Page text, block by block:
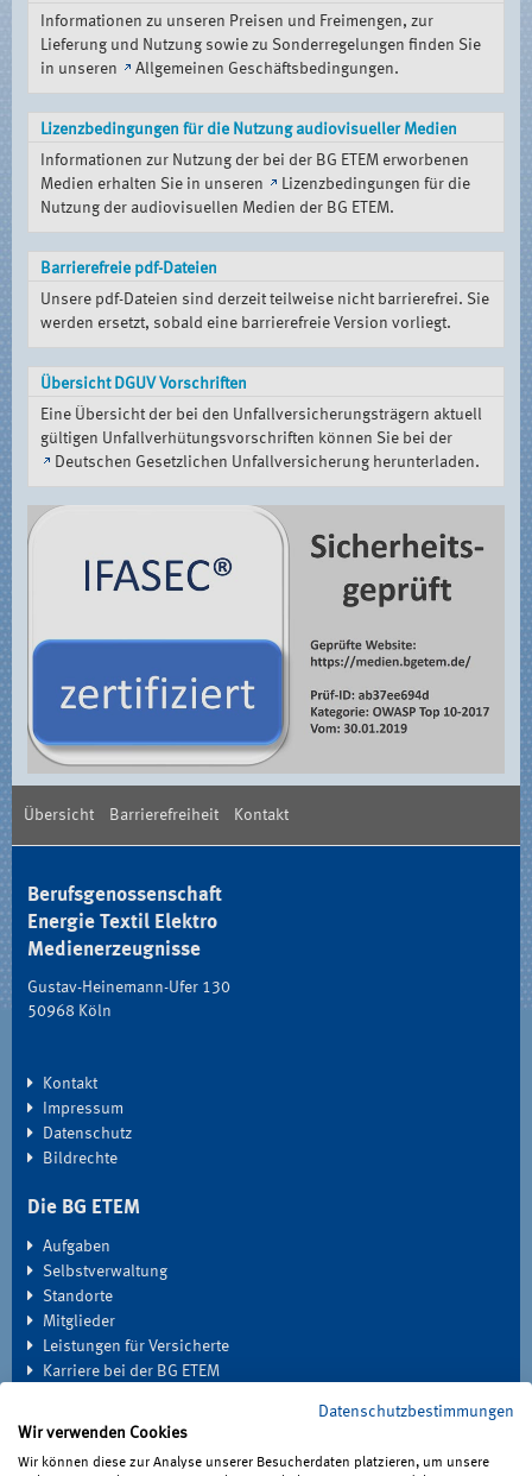
Informationen zu unseren Preisen und Freimengen, zur
Lieferung und Nutzung sowie zu Sonderregelungen finden Sie
in unseren
Allgemeinen Geschäftsbedingungen.
Lizenzbedingungen für die Nutzung audiovisueller Medien
Informationen zur Nutzung der bei der BG ETEM erworbenen
Medien erhalten Sie in unseren
Lizenzbedingungen für die
Nutzung der audiovisuellen Medien der BG ETEM.
Barrierefreie pdf-Dateien
Unsere pdf-Dateien sind derzeit teilweise nicht barrierefrei. Sie
werden ersetzt, sobald eine barrierefreie Version vorliegt.
Übersicht DGUV Vorschriften
Eine Übersicht der bei den Unfallversicherungsträgern aktuell
gültigen Unfallverhütungsvorschriften können Sie bei der
Deutschen Gesetzlichen Unfallversicherung herunterladen.
Übersicht Barrierefreiheit Kontakt
Berufsgenossenschaft
Energie Textil Elektro
Medienerzeugnisse
Gustav-Heinemann-Ufer 130
50968 Köln
Kontakt
Impressum
Datenschutz
Bildrechte
Die BG ETEM
Aufgaben
Selbstverwaltung
Standorte
Mitglieder
Leistungen für Versicherte
Karriere bei der BG ETEM
Medien
Datenschutzbestimmungen
Wir verwenden Cookies
Wir können diese zur Analyse unserer Besucherdaten platzieren, um unsere